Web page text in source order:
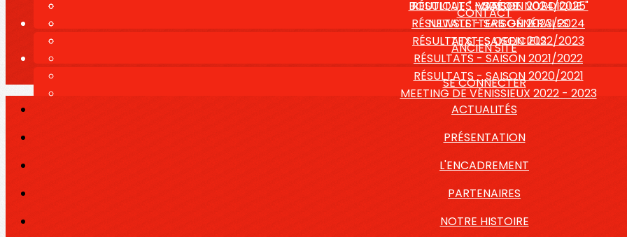
BOUTIQUE " MARCHE NORDIQUE "
VIDÉOS
NEWSLETTERS GÉNÉRALES
TEXTES OFFICIELS
RÉSULTATS - SAISON 2024/2025
RÉSULTATS - SAISON 2023/2024
RÉSULTATS - SAISON 2022/2023
RÉSULTATS - SAISON 2021/2022
RÉSULTATS - SAISON 2020/2021
MEETING DE VÉNISSIEUX 2022 - 2023
CONTACT
ANCIEN SITE
SE CONNECTER
ACTUALITÉS
PRÉSENTATION
L'ENCADREMENT
PARTENAIRES
NOTRE HISTOIRE